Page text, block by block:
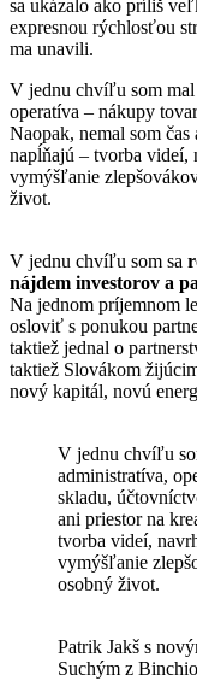
sa ukázalo ako príliš
expresnou rýchlosťou
ma unavili.
V jednu chvíľu som
operatíva – nákupy
Naopak, nemal som
napĺňajú – tvorba videí,
vymýšľanie
život.
V jednu chvíľu som sa
nájdem investorov a
Na jednom príjemnom
osloviť s ponukou
taktiež jednal o
taktiež Slovákom
nový kapitál, novú
V jednu chvíľu
administratíva,
skladu,
ani priestor na
tvorba videí,
vymýšľanie
osobný život.
Patrik Jakš s
Suchým z